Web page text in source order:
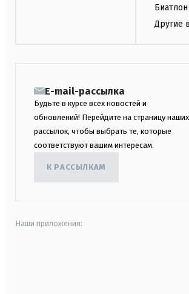
Биатлон
Другие
E-mail-рассылка
Будьте в курсе всех новостей и
обновлений! Перейдите на страницу наших
рассылок, чтобы выбрать те, которые
соответствуют вашим интересам.
К РАССЫЛКАМ
Наши приложения: